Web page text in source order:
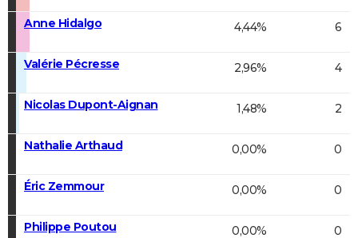
Anne Hidalgo 4,44% 6
Valérie Pécresse 2,96% 4
Nicolas Dupont-Aignan 1,48% 2
Nathalie Arthaud 0,00% 0
Éric Zemmour 0,00% 0
Philippe Poutou 0,00% 0